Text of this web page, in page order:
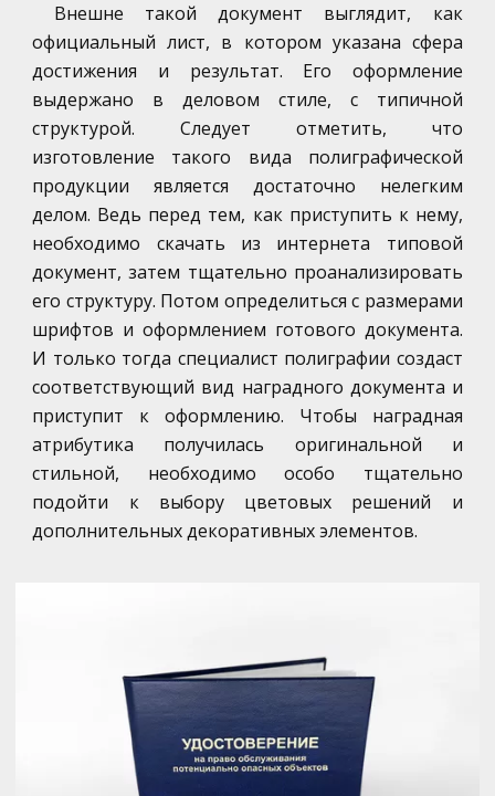
Внешне такой документ выглядит, как
официальный лист, в котором указана сфера
достижения и результат. Его оформление
выдержано в деловом стиле, с типичной
структурой. Следует отметить, что
изготовление такого вида полиграфической
продукции является достаточно нелегким
делом. Ведь перед тем, как приступить к нему,
необходимо скачать из интернета типовой
документ, затем тщательно проанализировать
его структуру. Потом определиться с размерами
шрифтов и оформлением готового документа.
И только тогда специалист полиграфии создаст
соответствующий вид наградного документа и
приступит к оформлению. Чтобы наградная
атрибутика получилась оригинальной и
стильной, необходимо особо тщательно
подойти к выбору цветовых решений и
дополнительных декоративных элементов.